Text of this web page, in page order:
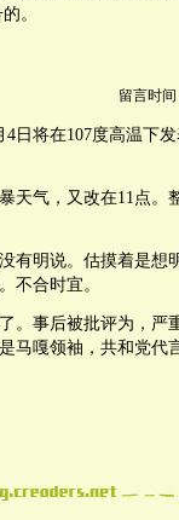
。
留言时间
日将在107度高温下
天气，又改在11点。
有明说。估摸着是想
不合时宜。
。事后被批评为，严
马嘎领袖，共和党代